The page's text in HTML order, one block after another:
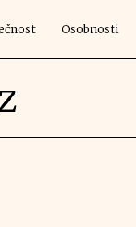
Osobnosti